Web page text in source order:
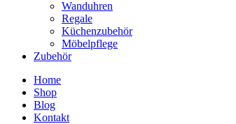
Wanduhren
Regale
Küchenzubehör
Möbelpflege
Zubehör
Home
Shop
Blog
Kontakt